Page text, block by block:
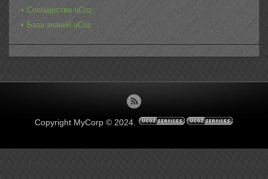
Сообщество uCoz
База знаний uCoz
Copyright MyCorp © 2024.